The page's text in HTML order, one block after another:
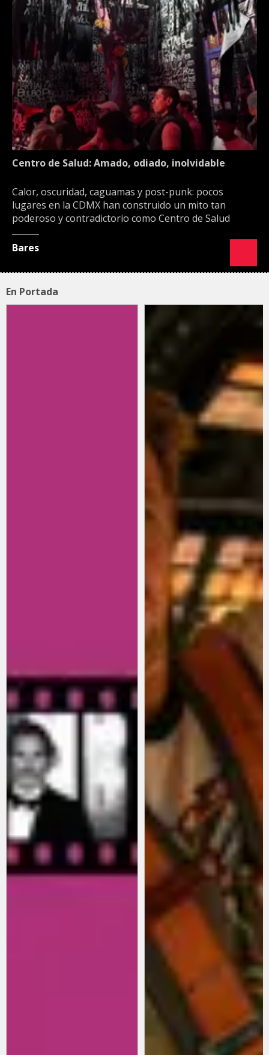
Centro de Salud: Amado, odiado, inolvidable
Calor, oscuridad, caguamas y post-punk: pocos
lugares en la CDMX han construido un mito tan
poderoso y contradictorio como Centro de Salud
Bares
En Portada